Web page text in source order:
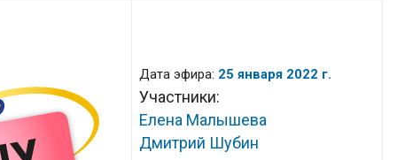
Дата эфира: 25 января 2022 г.
Участники:
Елена Малышева
Дмитрий Шубин